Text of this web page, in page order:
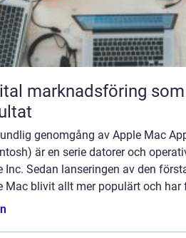
marknadsföring
genomgång av Apple Mac
är en serie datorer och
Inc. Sedan lanseringen av den
Mac blivit allt mer populärt och har